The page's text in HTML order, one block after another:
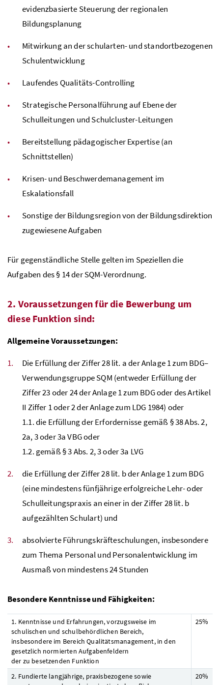
evidenzbasierte Steuerung der regionalen
Bildungsplanung
Mitwirkung an der schularten- und standortbezogenen
Schulentwicklung
Laufendes Qualitäts-Controlling
Strategische Personalführung auf Ebene der
Schulleitungen und Schulcluster-Leitungen
Bereitstellung pädagogischer Expertise (an
Schnittstellen)
Krisen- und Beschwerdemanagement im
Eskalationsfall
Sonstige der Bildungsregion von der Bildungsdirektion
zugewiesene Aufgaben
Für gegenständliche Stelle gelten im Speziellen die
Aufgaben des § 14 derSQM-Verordnung.
2. Voraussetzungen für die Bewerbung um
diese Funktion sind:
Allgemeine Voraussetzungen:
Die Erfüllung der Ziffer 28 lit. a der Anlage 1 zum BDG–
VerwendungsgruppeSQM (entweder Erfüllung der
Ziffer 23 oder 24 der Anlage 1 zum BDGoder des Artikel
II Ziffer 1 oder 2 der Anlage zum LDG 1984) oder
1.1. die Erfüllung der Erfordernisse gemäß § 38Abs.2,
2a, 3 oder 3aVBGoder
1.2. gemäß § 3Abs. 2, 3 oder 3a LVG
die Erfüllung der Ziffer 28 lit. b der Anlage 1 zum BDG
(eine mindestens fünfjährige erfolgreiche Lehr- oder
Schulleitungspraxis an einer in der Ziffer 28 lit. b
aufgezählten Schulart) und
absolvierte Führungskräfteschulungen, insbesondere
zum Thema Personal und Personalentwicklung im
Ausmaß von mindestens 24 Stunden
Besondere Kenntnisse und Fähigkeiten:
1. Kenntnisse und Erfahrungen, vorzugsweise im
schulischen und schulbehördlichen Bereich,
insbesondere im Bereich Qualitätsmanagement, in den
gesetzlich normierten Aufgabenfeldern
der zu besetzenden Funktion
25%
2. Fundierte langjährige, praxisbezogene sowie
20%